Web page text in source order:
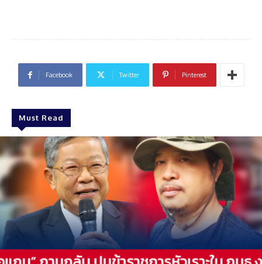
Facebook Twitter Pinterest
Must Read